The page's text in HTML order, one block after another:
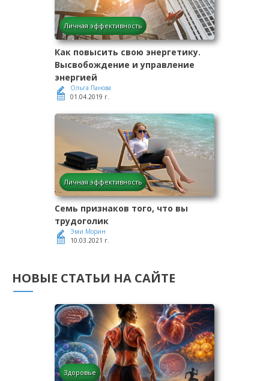
Личная эффективность
Как повысить свою энергетику.
Высвобождение и управление
энергией
Ольга Панова
01.04.2019 г.
Личная эффективность
Семь признаков того, что вы
трудоголик
Эми Морин
10.03.2021 г.
НОВЫЕ СТАТЬИ НА САЙТЕ
Здоровье